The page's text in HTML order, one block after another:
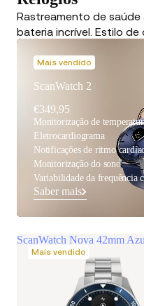
Rastreamento de
bateria incrível. Estilo de
Mais vendido
ScanWatch 2
€349,95
Monitorização de
Eletrocardiograma
Notificações de ritmo
Monitorização do sono
Variabilidade da frequência
Saber mais
ScanWatch Nova 42mm
Mais vendido